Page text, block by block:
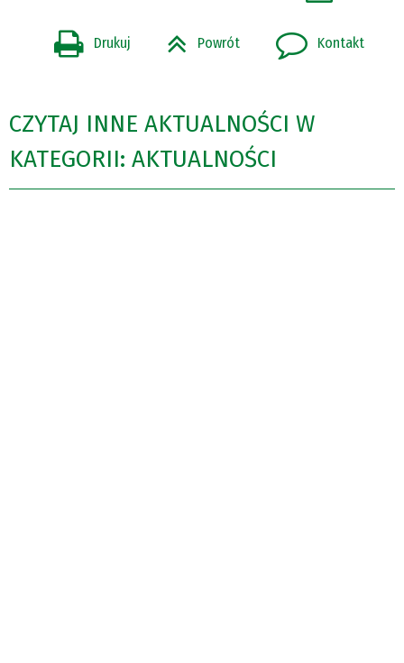
Drukuj Powrót Kontakt
CZYTAJ INNE AKTUALNOŚCI W
KATEGORII: AKTUALNOŚCI